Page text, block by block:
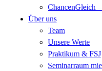
ChancenGleich
Über uns
Team
Unsere Werte
Praktikum & FSJ
Seminarraum